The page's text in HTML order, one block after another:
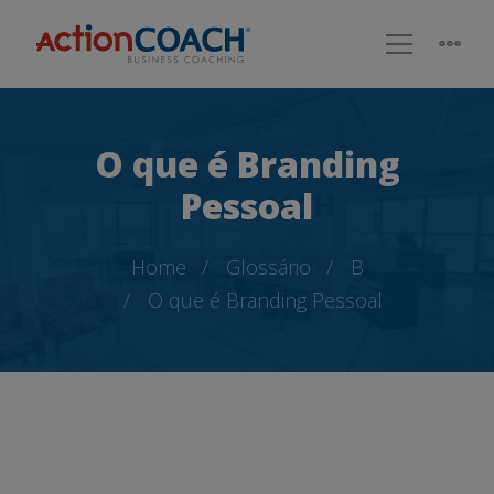
O que é Branding
Pessoal
Home Glossário
B
O que é Branding Pessoal